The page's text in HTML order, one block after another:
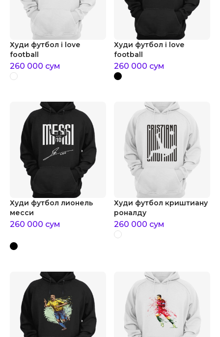
Худи футбол i love
football
260 000 сум
Худи футбол i love
football
260 000 сум
Худи футбол лионель
месси
260 000 сум
Худи футбол криштиану
роналду
260 000 сум